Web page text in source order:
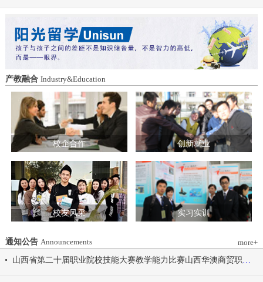
动会为契机，涵养健康体魄、锤炼坚韧意
志，将赛场上的拼搏精神、协作意识转化
为学习工作的强大动力，凝心聚力、笃行
不怠，共同书写华澳学院高质量发展的崭
新篇章。 本届开幕式以“逐梦 健康 奋进
感恩”为脉络，献上四场精彩展演。 健康
同行，雅韵律动 优雅交谊舞翩跹起舞，
舞步轻盈、配合默契，在旋转与迈步间绽
放自信从容的青春风采。 感恩于心，团
结奋进 歌舞表演温暖有力，音符与舞步
传递同心同行的信念，凝聚团结力量，共
赴赛场追梦之旅。 学院党委书记刘国垠
宣布山西华澳商贸职业学院2026年春季田
径运动会正式开始！
源共享机制，共同开发实践教学基地，打
造特色育人载体。三要强化队伍建设。通
过挂职帮带、专题培训、观摩交流等形
式，培育政治强、业务精、作风正的党务
和思政工作队伍。四要推动深度融合。把
结对共建融入专业建设、科研创新、人才
培养、社会服务全过程，让党建引领下的
校际合作，既赋能民办高校规范发展，也
助力公办高校拓展育人维度。 在共同见
证下，三方校领导签署了《党建和思想政
治工作结对共建协议书》。 此次签约不
仅为党建和思想政治工作搭建起常态化、
制度化的交流平台，更为三方在更广领
域、更深层次的合作奠定了坚实基础。相
关责任部门将主动对接、深化交流，推动
共建内容落地见效，共同谱写公办民办高
校协同发展的新篇章。
产教融合 Industry&Education
校企合作 创新就业
校友风采 实习实训
通知公告 Announcements
more+
山西省第二十届职业院校技能大赛教学能力比赛山西华澳商贸职业学院参赛团队信息公示